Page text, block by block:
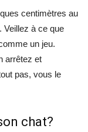
centimètres au
Veillez à ce que
un jeu.
arrêtez et
pas, vous le
chat?